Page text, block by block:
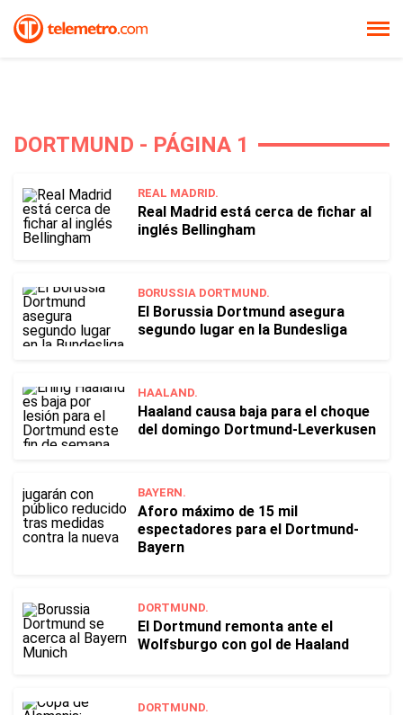
DORTMUND - PÁGINA 1
REAL MADRID.
Real Madrid está cerca de fichar al
inglés Bellingham
BORUSSIA DORTMUND.
El Borussia Dortmund asegura
segundo lugar en la Bundesliga
HAALAND.
Haaland causa baja para el choque
del domingo Dortmund-Leverkusen
BAYERN.
Aforo máximo de 15 mil
espectadores para el Dortmund-
Bayern
DORTMUND.
El Dortmund remonta ante el
Wolfsburgo con gol de Haaland
DORTMUND.